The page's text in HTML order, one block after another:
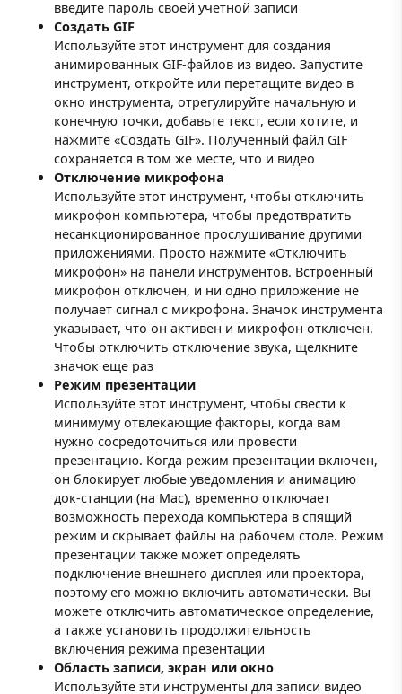
введите пароль своей учетной записи
Создать GIF
Используйте этот инструмент для создания
анимированных GIF-файлов из видео. Запустите
инструмент, откройте или перетащите видео в
окно инструмента, отрегулируйте начальную и
конечную точки, добавьте текст, если хотите, и
нажмите «Создать GIF». Полученный файл GIF
сохраняется в том же месте, что и видео
Отключение микрофона
Используйте этот инструмент, чтобы отключить
микрофон компьютера, чтобы предотвратить
несанкционированное прослушивание другими
приложениями. Просто нажмите «Отключить
микрофон» на панели инструментов. Встроенный
микрофон отключен, и ни одно приложение не
получает сигнал с микрофона. Значок инструмента
указывает, что он активен и микрофон отключен.
Чтобы отключить отключение звука, щелкните
значок еще раз
Режим презентации
Используйте этот инструмент, чтобы свести к
минимуму отвлекающие факторы, когда вам
нужно сосредоточиться или провести
презентацию. Когда режим презентации включен,
он блокирует любые уведомления и анимацию
док-станции (на Mac), временно отключает
возможность перехода компьютера в спящий
режим и скрывает файлы на рабочем столе. Режим
презентации также может определять
подключение внешнего дисплея или проектора,
поэтому его можно включить автоматически. Вы
можете отключить автоматическое определение,
а также установить продолжительность
включения режима презентации
Область записи, экран или окно
Используйте эти инструменты для записи видео